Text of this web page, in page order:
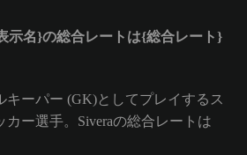
示名}の総合レートは{総合レート}
キーパー (GK)としてプレイするス
ー選手。Siveraの総合レートは